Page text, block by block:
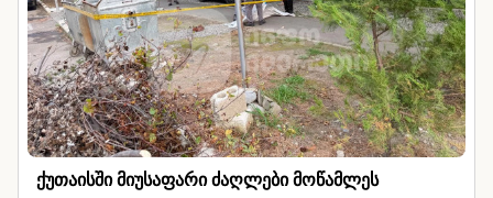
ქუთაისში მიუსაფარი ძაღლები მოწამლეს